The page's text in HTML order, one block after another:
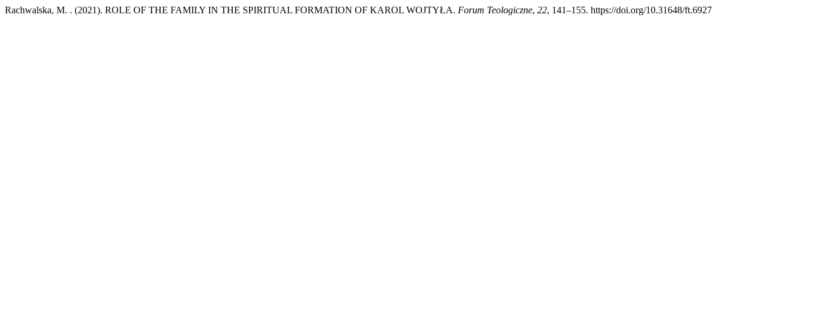
Rachwalska, M. . (2021). ROLE OF THE FAMILY IN THE SPIRITUAL FORMATION OF KAROL WOJTYŁA. Forum Teologiczne, 22, 141–155. https://doi.org/10.31648/ft.6927